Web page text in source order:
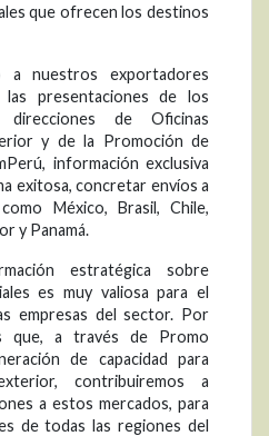
que ofrecen los destinos
a nuestros exportadores
presentaciones de los
de Oficinas
y de la Promoción de
información exclusiva
exitosa, concretar envíos a
México, Brasil, Chile,
y Panamá.
estratégica sobre
es muy valiosa para el
empresas del sector. Por
que, a través de Promo
de capacidad para
contribuiremos a
a estos mercados, para
de todas las regiones del